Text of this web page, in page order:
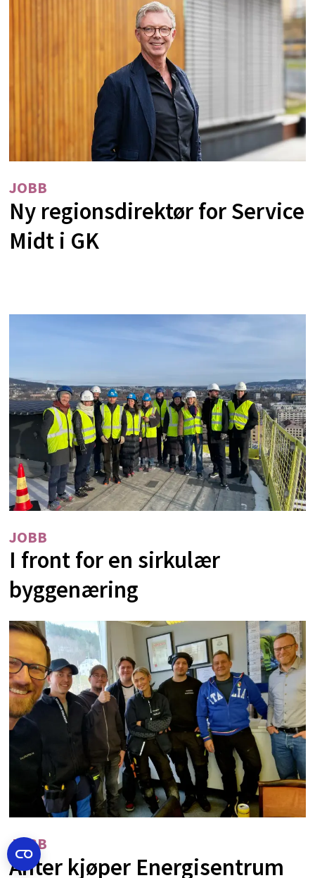
JOBB
Ny regionsdirektør for Service
Midt i GK
JOBB
I front for en sirkulær
byggenæring
JOBB
Anter kjøper Energisentrum